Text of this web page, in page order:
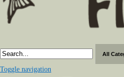
Toggle navigation